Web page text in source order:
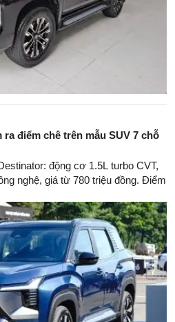
điểm chê trên mẫu SUV 7 chỗ
động cơ 1.5L turbo CVT,
nghệ, giá từ 780 triệu đồng. Điểm